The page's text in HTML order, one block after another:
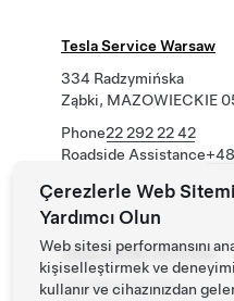
Tesla Service Warsaw
334 Radzymińska
Ząbki, MAZOWIECKIE
Phone22 292 22 42
Roadside Assistance
Tesla Center Wroclaw
34a Wrocławska
Çerezlerle Web
Yardımcı Olun
Web sitesi performansını
kişiselleştirmek ve
kullanır ve cihazınızdan